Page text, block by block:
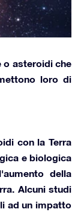
o asteroidi che
loro di
con la Terra
e biologica
della
Alcuni studi
ad un impatto